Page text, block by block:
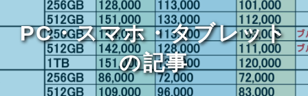
PC・スマホ・タブレット
の記事